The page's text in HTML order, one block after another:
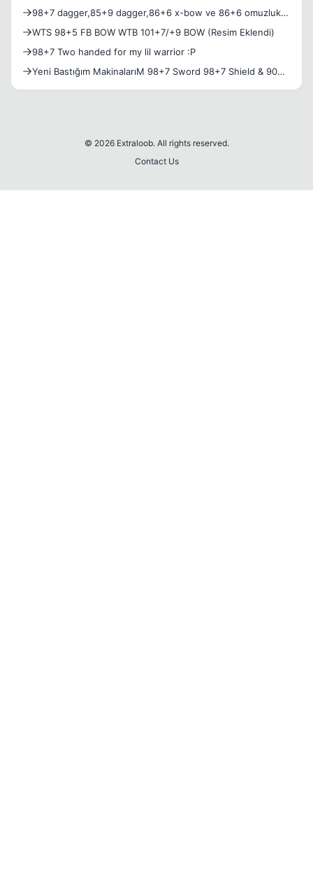
98+7 dagger,85+9 dagger,86+6 x-bow ve 86+6 omuzluk
gell =))
WTS 98+5 FB BOW WTB 101+7/+9 BOW (Resim Eklendi)
98+7 Two handed for my lil warrior :P
Yeni Bastığım MakinalarıM 98+7 Sword 98+7 Shield & 90
© 2026 Extraloob. All rights reserved.
Contact Us